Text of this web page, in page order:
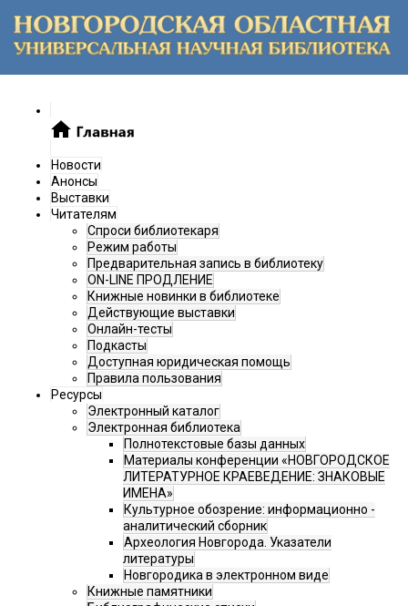
Новости
Анонсы
Выставки
Читателям
Спроси библиотекаря
Режим работы
Предварительная запись в библиотеку
ON-LINE ПРОДЛЕНИЕ
Книжные новинки в библиотеке
Действующие выставки
Онлайн-тесты
Подкасты
Доступная юридическая помощь
Правила пользования
Ресурсы
Электронный каталог
Электронная библиотека
Полнотекстовые базы данных
Материалы конференции «НОВГОРОДСКОЕ
ЛИТЕРАТУРНОЕ КРАЕВЕДЕНИЕ: ЗНАКОВЫЕ
ИМЕНА»
Культурное обозрение: информационно -
аналитический сборник
Археология Новгорода. Указатели
литературы
Новгородика в электронном виде
Книжные памятники